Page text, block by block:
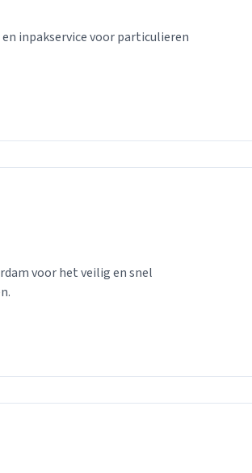
inpakservice voor particulieren
voor het veilig en snel